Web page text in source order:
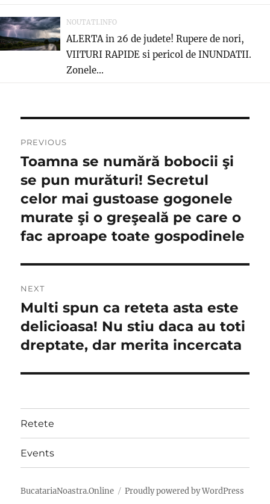
NOUTATI.INFO
ALERTA in 26 de judete! Rupere de nori,
VIITURI RAPIDE si pericol de INUNDATII.
Zonele...
navigation
PREVIOUS
Previous
post:
Toamna se numără bobocii şi
se pun murături! Secretul
celor mai gustoase gogonele
murate şi o greşeală pe care o
fac aproape toate gospodinele
NEXT
Next
post:
Multi spun ca reteta asta este
delicioasa! Nu stiu daca au toti
dreptate, dar merita incercata
Retete
Events
BucatariaNoastra.Online Proudly powered by WordPress